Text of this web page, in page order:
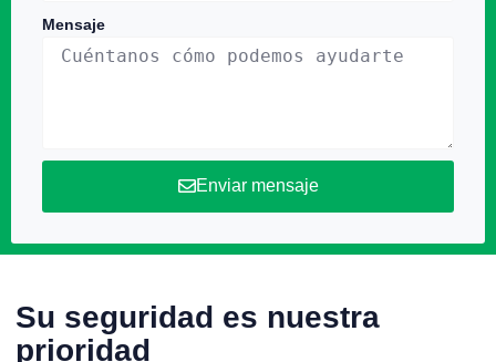
Mensaje
Enviar mensaje
Su seguridad es nuestra
prioridad